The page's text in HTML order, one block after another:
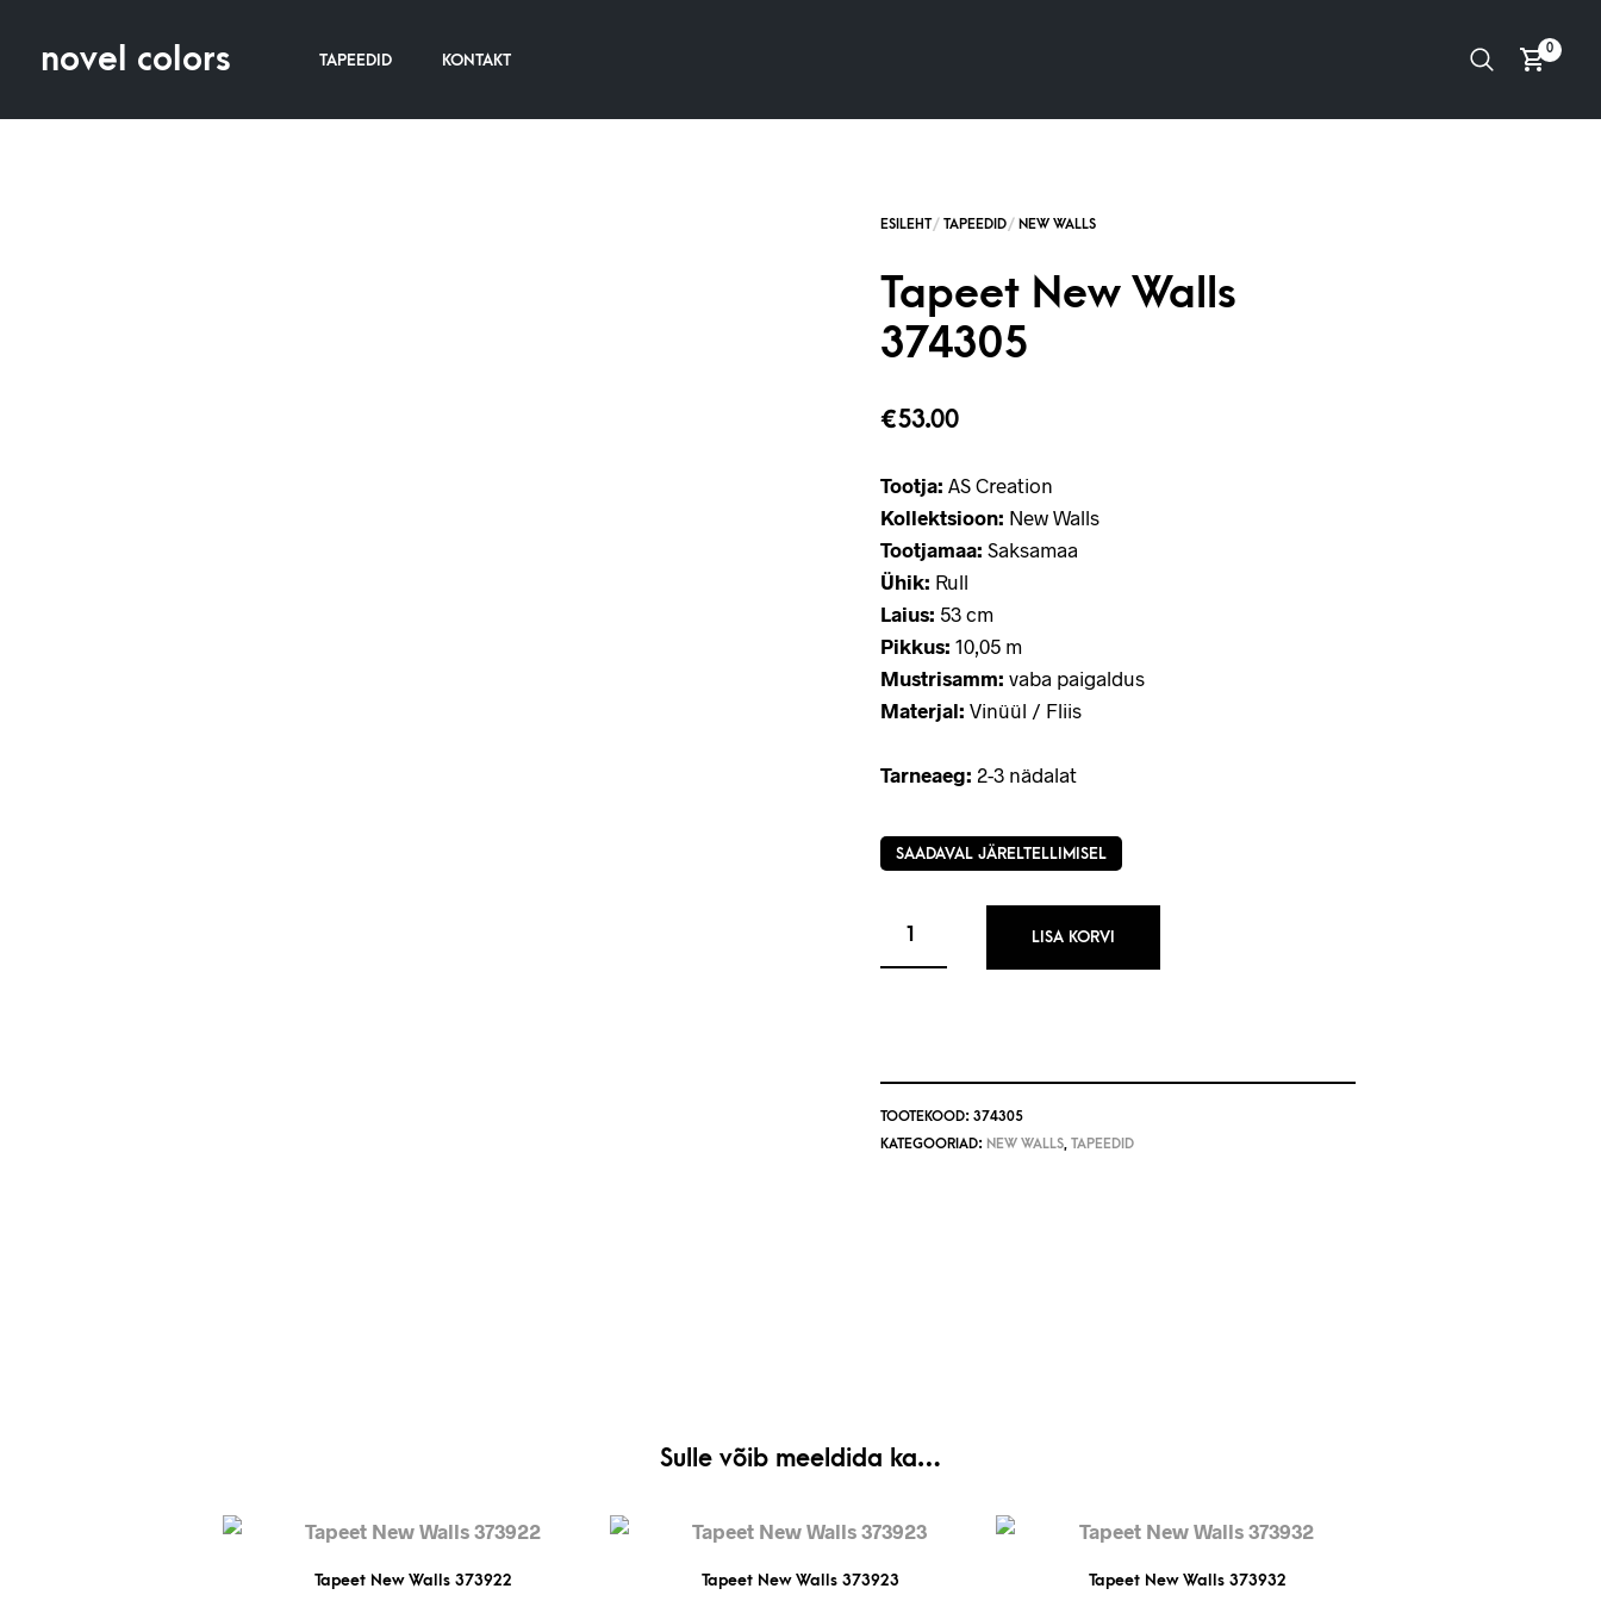
TAPEEDID KONTAKT
novel colors 0
Tapeet New Walls
374305
€53.00
Tootja: AS Creation
Kollektsioon: New Walls
Tootjamaa: Saksamaa
Ühik: Rull
Laius: 53 cm
Pikkus: 10,05 m
Mustrisamm: vaba paigaldus
Materjal: Vinüül / Fliis
Tarneaeg: 2-3 nädalat
SAADAVAL JÄRELTELLIMISEL
LISA KORVI
TOOTEKOOD: 374305
KATEGOORIAD: NEW WALLS, TAPEEDID
Sulle võib meeldida ka…
Tapeet New Walls 373922 Tapeet New Walls 373923 Tapeet New Walls 373932